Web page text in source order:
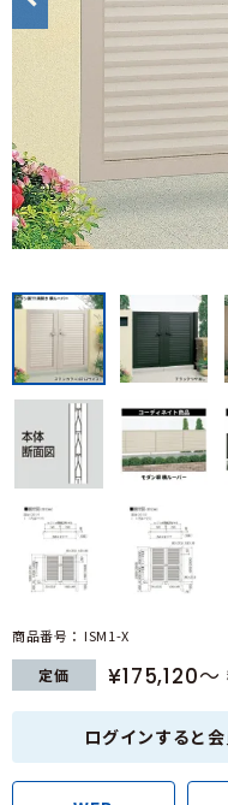
商品番号 ISM1-X
定価 ¥175,120
ログインすると